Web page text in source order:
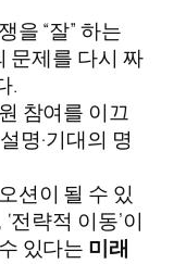
을 “잘” 하는
문제를 다시 짜
.
참여를 이끄
명·기대의 명
션이 될 수 있
전략적 이동’이
있다는 미래